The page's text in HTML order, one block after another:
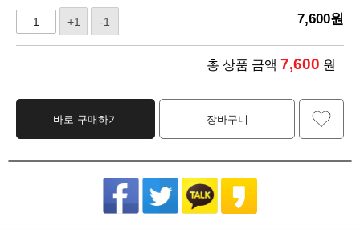
+1 -1 7,600원
총 상품 금액 7,600 원
바로 구매하기 장바구니